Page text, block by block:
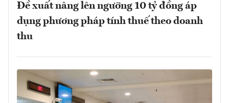
Đề xuất nâng lên ngưỡng 10 tỷ đồng áp
dụng phương pháp tính thuế theo doanh
thu